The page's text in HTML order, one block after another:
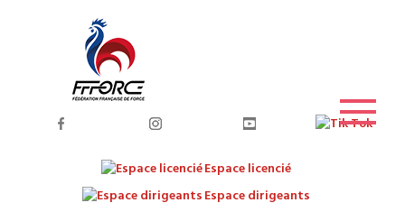
Espace licencié
Espace dirigeants